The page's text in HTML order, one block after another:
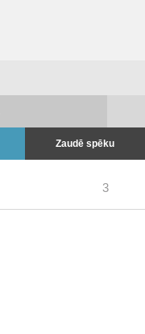
Zaudē spēku
3